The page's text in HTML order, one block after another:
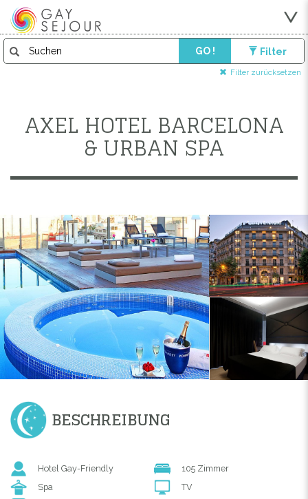
GO ! Filter
Filter zurücksetzen
AXEL HOTEL BARCELONA
& URBAN SPA
BESCHREIBUNG
Hotel Gay-Friendly
105 Zimmer
Spa
TV